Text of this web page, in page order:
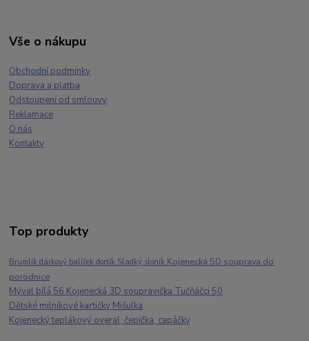
Vše o nákupu
Obchodní podmínky
Doprava a platba
Odstoupení od smlouvy
Reklamace
O nás
Kontakty
Top produkty
Brumlík dárkový balíček dortík Sladký sloník Kojenecká 5D souprava do
porodnice
Mýval bílá 56 Kojenecká 3D soupravička Tučňáčci 50
Dětské milníkové kartičky Mišulka
Kojenecký teplákový overal, čepička, capáčky